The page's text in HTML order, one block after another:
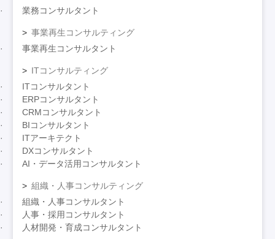
業務コンサルタント
事業再生コンサルティング
事業再生コンサルタント
ITコンサルティング
ITコンサルタント
ERPコンサルタント
CRMコンサルタント
BIコンサルタント
ITアーキテクト
DXコンサルタント
AI・データ活用コンサルタント
組織・人事コンサルティング
組織・人事コンサルタント
人事・採用コンサルタント
人材開発・育成コンサルタント